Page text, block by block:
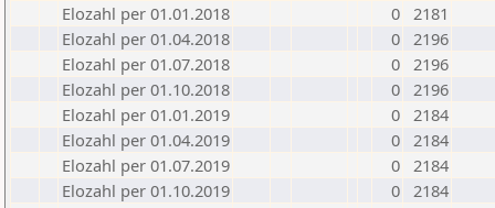
Elozahl per 01.01.2018
0 2181
Elozahl per 01.04.2018
0 2196
Elozahl per 01.07.2018
0 2196
Elozahl per 01.10.2018
0 2196
Elozahl per 01.01.2019
0 2184
Elozahl per 01.04.2019
0 2184
Elozahl per 01.07.2019
0 2184
Elozahl per 01.10.2019
0 2184